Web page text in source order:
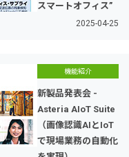
スマートオフィス”
2025-04-25
機能紹介
新製品発表会 -
Asteria AIoT Suite
（画像認識AIとIoT
で現場業務の自動化